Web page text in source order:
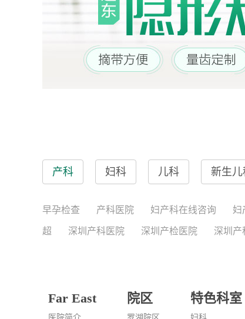
产科 妇科 儿科 新生儿
早孕检查 产科医院 妇产科在线咨询 妇
超 深圳产科医院 深圳产检医院 深圳产
Far East 院区 特色科室